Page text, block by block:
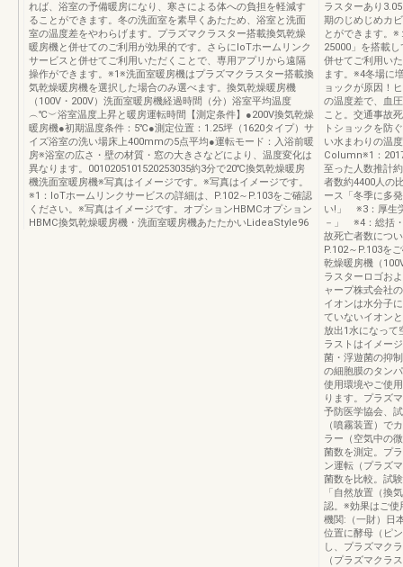
れば、浴室の予備暖房になり、寒さによる体への負担を軽減す
ることができます。冬の洗面室を素早くあたため、浴室と洗面
室の温度差をやわらげます。プラズマクラスター搭載換気乾燥
暖房機と併せてのご利用が効果的です。さらにIoTホームリンク
サービスと併せてご利用いただくことで、専用アプリから遠隔
操作ができます。※1※洗面室暖房機はプラズマクラスター搭載換
気乾燥暖房機を選択した場合のみ選べます。換気乾燥暖房機
（100V・200V）洗面室暖房機経過時間（分）浴室平均温度
︵℃︶浴室温度上昇と暖房運転時間【測定条件】●200V換気乾燥
暖房機●初期温度条件：5℃●測定位置：1.25坪（1620タイプ）サ
イズ浴室の洗い場床上400mmの5点平均●運転モード：入浴前暖
房※浴室の広さ・壁の材質・窓の大きさなどにより、温度変化は
異なります。0010205101520253035約3分で20℃換気乾燥暖房
機洗面室暖房機※写真はイメージです。※写真はイメージです。
※1：IoTホームリンクサービスの詳細は、P.102～P.103をご確認
ください。※写真はイメージです。オプションHBMCオプション
HBMC換気乾燥暖房機・洗面室暖房機あたたかいLideaStyle96
ラスターあり
期のじめじめカ
とができます。
25000」を搭載
併せてご利用い
ます。※4冬場に
ョックが原因！
の温度差で、血
こと。交通事故
トショックを防
い水まわりの温
Column※1：
至った人数推計
者数約4400人の
ース「冬季に多
い!」 ※3：厚生
－」 ※4：総括
故死亡者数につ
P.102～P.103を
乾燥暖房機（
ラスターロゴお
ャープ株式会社
イオンは水分子
ていないイオン
放出1水になって
ラストはイメー
菌・浮遊菌の抑
の細胞膜のタン
使用環境やご使
ります。プラズ
予防医学協会、
（噴霧装置）で
ラー（空気中の
菌数を測定。プ
ン運転（プラズ
菌数を比較。試
「自然放置（換
認。※効果はご使
機関:（一財）日
位置に酵母（ピ
し、プラズマク
（プラズマクラ